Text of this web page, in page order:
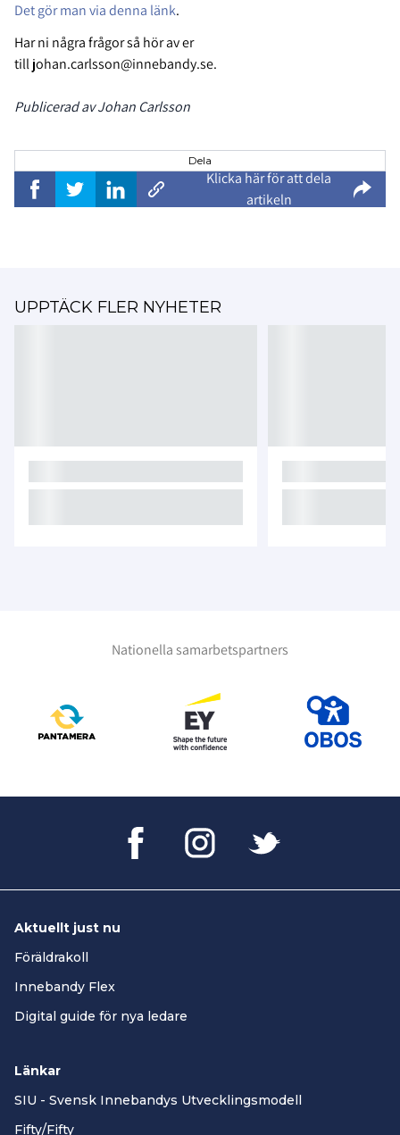
Det gör man via denna länk.
Har ni några frågor så hör av er
tilljohan.carlsson@innebandy.se.
Publicerad av Johan Carlsson
Dela
Klicka här för att dela
artikeln
UPPTÄCK FLER NYHETER
Nationella samarbetspartners
Aktuellt just nu
Föräldrakoll
Innebandy Flex
Digital guide för nya ledare
Länkar
SIU - Svensk Innebandys Utvecklingsmodell
Fifty/Fifty